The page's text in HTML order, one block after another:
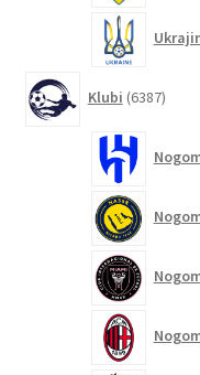
Klubi 6387